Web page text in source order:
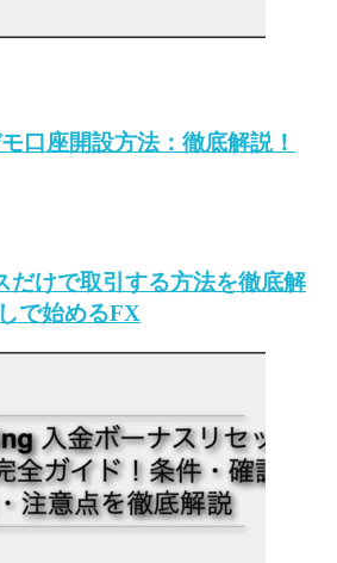
口座開設方法：徹底解説！
だけで取引する方法を徹底解
で始めるFX